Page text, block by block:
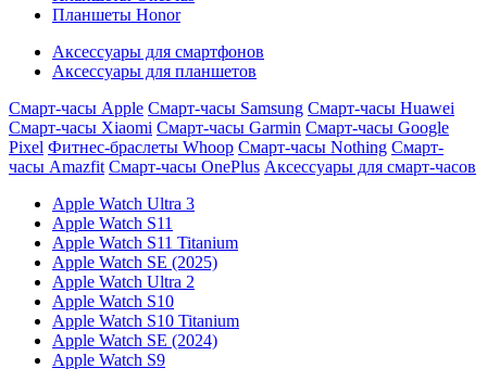
Планшеты Honor
Аксессуары для смартфонов
Аксессуары для планшетов
Смарт-часы Apple Смарт-часы Samsung Смарт-часы Huawei
Смарт-часы Xiaomi Смарт-часы Garmin Смарт-часы Google
Pixel Фитнес-браслеты Whoop Смарт-часы Nothing Смарт-
часы Amazfit Смарт-часы OnePlus Аксессуары для смарт-часов
Apple Watch Ultra 3
Apple Watch S11
Apple Watch S11 Titanium
Apple Watch SE (2025)
Apple Watch Ultra 2
Apple Watch S10
Apple Watch S10 Titanium
Apple Watch SE (2024)
Apple Watch S9